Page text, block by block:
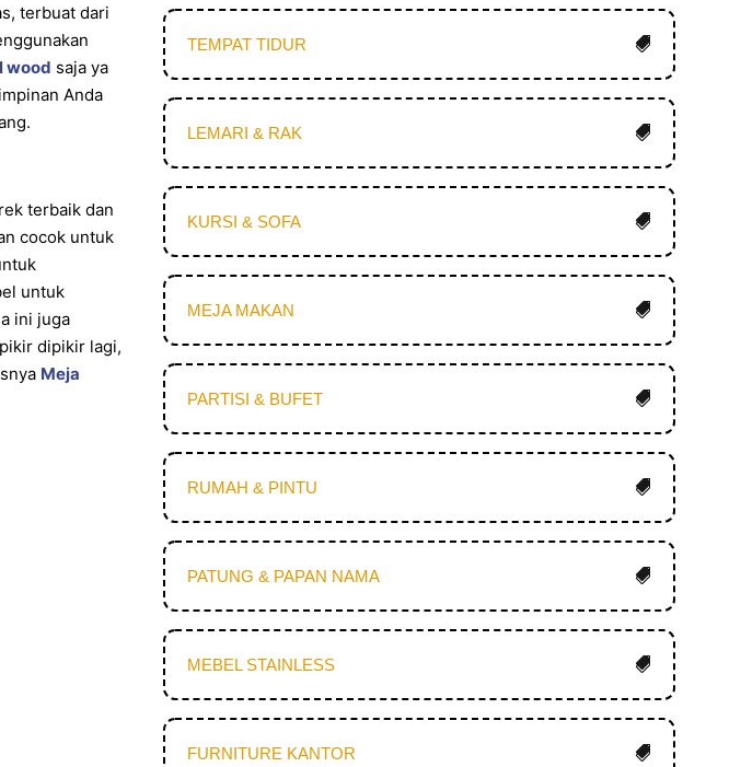
terbuat dari
wood saja ya
Anda
terbaik dan
cocok untuk
untuk
ini juga
dipikir lagi,
Meja
TEMPAT TIDUR
LEMARI & RAK
KURSI & SOFA
MEJA MAKAN
PARTISI & BUFET
RUMAH & PINTU
PATUNG & PAPAN NAMA
MEBEL STAINLESS
FURNITURE KANTOR